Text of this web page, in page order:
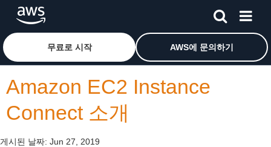
메인 콘텐츠로 건너뛰기Amazon Web Services 홈 페이지로 돌아가려면 여기를 클
무료로 시작 AWS에 문의하기
Amazon EC2 Instance
Connect 소개
게시된 날짜: Jun 27, 2019